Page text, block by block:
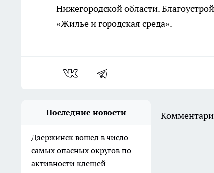
Нижегородской области.
«Жилье и городская среда».
Последние новости
Дзержинск вошел в число
самых опасных округов по
активности клещей